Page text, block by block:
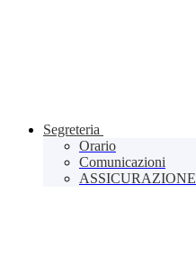
Segreteria
Orario
Comunicazioni
ASSICURAZIONE